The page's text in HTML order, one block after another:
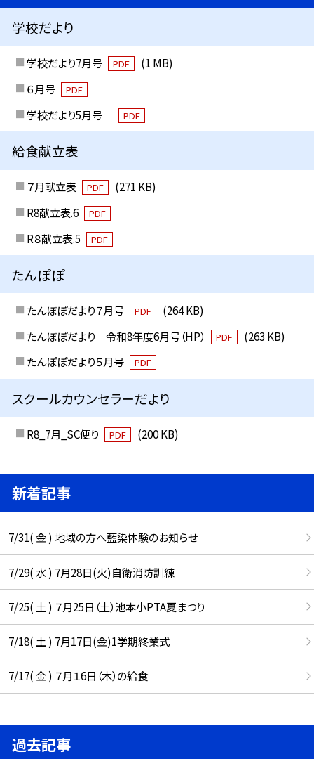
学校だより
学校だより7月号 PDF
(1 MB)
６月号
PDF
学校だより5月号 PDF
給食献立表
７月献立表 PDF
(271 KB)
R8献立表.6
PDF
R８献立表.5 PDF
たんぽぽ
たんぽぽだより７月号 PDF
(264 KB)
たんぽぽだより 令和8年度6月号（HP）
PDF
(263 KB)
たんぽぽだより５月号
PDF
スクールカウンセラーだより
R8_7月_SC便り PDF (200 KB)
新着記事
7/31( 金 ) 地域の方へ藍染体験のお知らせ
7/29( 水 ) 7月28日(火)自衛消防訓練
7/25( 土 ) ７月25日（土）池本小PTA夏まつり
7/18( 土 ) 7月17日(金)1学期終業式
7/17( 金 ) ７月１6日（木）の給食
過去記事